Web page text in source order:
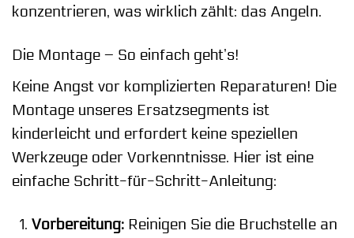
konzentrieren, was wirklich zählt: das Angeln.
Die Montage – So einfach geht’s!
Keine Angst vor komplizierten Reparaturen! Die
Montage unseres Ersatzsegments ist
kinderleicht und erfordert keine speziellen
Werkzeuge oder Vorkenntnisse. Hier ist eine
einfache Schritt-für-Schritt-Anleitung:
Vorbereitung:Reinigen Sie die Bruchstelle an